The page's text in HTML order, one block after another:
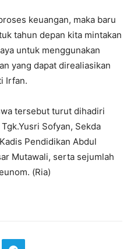
keuangan, maka baru
tahun depan kita mintakan
untuk menggunakan
yang dapat direaliasikan
Irfan.
tersebut turut dihadiri
Sofyan, Sekda
Pendidikan Abdul
Mutawali, serta sejumlah
(Ria)